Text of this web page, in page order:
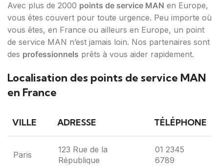
Avec plus de 2000 points de service MAN en Europe,
vous êtes couvert pour toute urgence. Peu importe où
vous êtes, en France ou ailleurs en Europe, un point
de service MAN n’est jamais loin. Nos partenaires sont
des professionnels prêts à vous aider rapidement.
Localisation des points de service MAN
en France
VILLE ADRESSE TÉLÉPHONE
Paris
123 Rue de la
République
01 2345
6789